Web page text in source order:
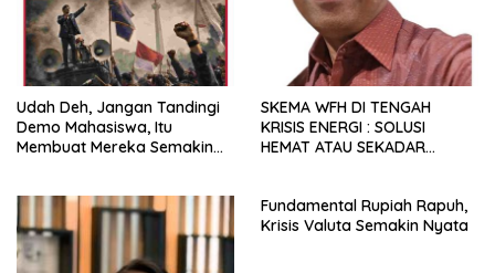
Udah Deh, Jangan Tandingi
Demo Mahasiswa, Itu
Membuat Mereka Semakin
SKEMA WFH DI TENGAH
KRISIS ENERGI : SOLUSI
HEMAT ATAU SEKADAR
Fundamental Rupiah Rapuh,
Krisis Valuta Semakin Nyata